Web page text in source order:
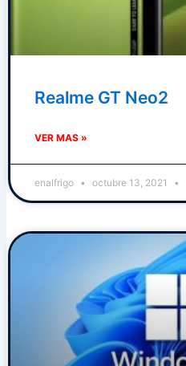
Realme GT Neo2
VER MAS »
enalfrigo octubre 13, 2021